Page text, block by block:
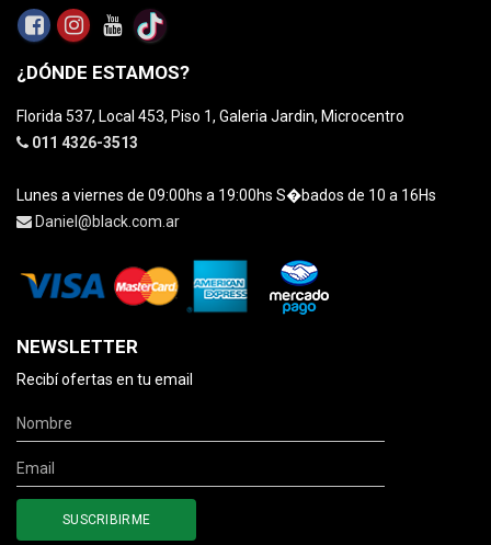
¿DÓNDE ESTAMOS?
Florida 537, Local 453, Piso 1, Galeria Jardin, Microcentro
011 4326-3513
Lunes a viernes de 09:00hs a 19:00hs S�bados de 10 a 16Hs
Daniel@black.com.ar
NEWSLETTER
Recibí ofertas en tu email